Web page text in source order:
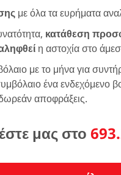
με όλα τα ευρήματα
κατάθεση
η αστοχία στο
με το μήνα για
ένα ενδεχόμενο
αποφράξεις.
μας στο